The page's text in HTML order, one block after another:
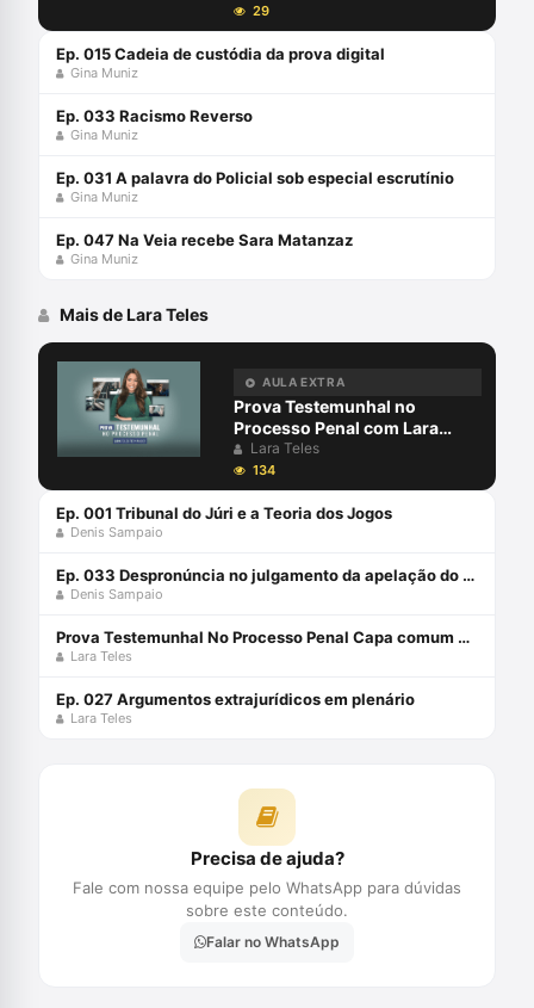
29
Ep. 015 Cadeia de custódia da prova digital
Gina Muniz
Ep. 033 Racismo Reverso
Gina Muniz
Ep. 031 A palavra do Policial sob especial escrutínio
Gina Muniz
Ep. 047 Na Veia recebe Sara Matanzaz
Gina Muniz
Mais de Lara Teles
AULA EXTRA
Prova Testemunhal no
Processo Penal com Lara
Teles
Lara Teles
134
Ep. 001 Tribunal do Júri e a Teoria dos Jogos
Denis Sampaio
Ep. 033 Despronúncia no julgamento da apelação do Juri: pode isso?
Denis Sampaio
Prova Testemunhal No Processo Penal Capa comum 30 junho 2023
Lara Teles
Ep. 027 Argumentos extrajurídicos em plenário
Lara Teles
Precisa de ajuda?
Fale com nossa equipe pelo WhatsApp para dúvidas
sobre este conteúdo.
Falar no WhatsApp